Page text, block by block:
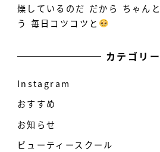
燥しているのだ だから ちゃん
う 毎日コツコツと
カテゴリー
Instagram
おすすめ
お知らせ
ビューティースクール